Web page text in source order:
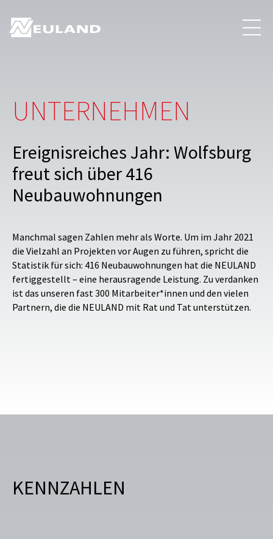
UNTERNEHMEN
Ereignisreiches Jahr: Wolfsburg
freut sich über 416
Neubauwohnungen
Manchmal sagen Zahlen mehr als Worte. Um im Jahr 2021
die Vielzahl an Projekten vor Augen zu führen, spricht die
Statistik für sich: 416 Neubauwohnungen hat die NEULAND
fertiggestellt – eine herausragende Leistung. Zu verdanken
ist das unseren fast 300 Mitarbeiter*innen und den vielen
Partnern, die die NEULAND mit Rat und Tat unterstützen.
KENNZAHLEN